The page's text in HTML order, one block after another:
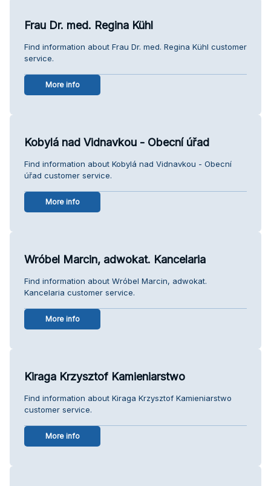
Frau Dr. med. Regina Kühl
Find information about Frau Dr. med. Regina Kühl customer
service.
More info
Kobylá nad Vidnavkou - Obecní úřad
Find information about Kobylá nad Vidnavkou - Obecní
úřad customer service.
More info
Wróbel Marcin, adwokat. Kancelaria
Find information about Wróbel Marcin, adwokat.
Kancelaria customer service.
More info
Kiraga Krzysztof Kamieniarstwo
Find information about Kiraga Krzysztof Kamieniarstwo
customer service.
More info